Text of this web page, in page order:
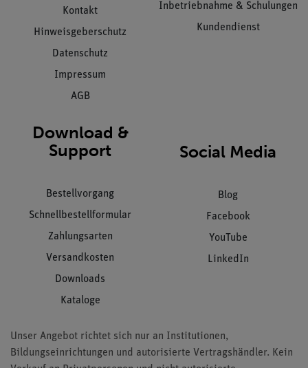
Kontakt
Hinweisgeberschutz
Datenschutz
Impressum
AGB
Inbetriebnahme & Schulungen
Kundendienst
Download &
Support
Bestellvorgang
Schnellbestellformular
Zahlungsarten
Versandkosten
Downloads
Kataloge
Social Media
Blog
Facebook
YouTube
LinkedIn
Unser Angebot richtet sich nur an Institutionen,
Bildungseinrichtungen und autorisierte Vertragshändler. Kein